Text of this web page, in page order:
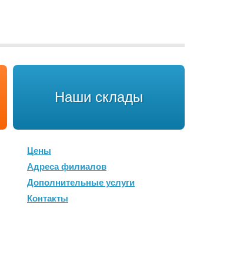
Наши склады
Цены
Адреса филиалов
Дополнительные услуги
Контакты